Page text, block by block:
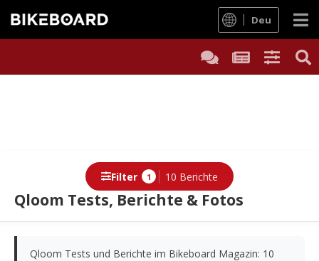
Deu
Qloom Tests, Berichte & Fotos
Filter 1 10 Berichte
Berichte
Qloom Tests und Berichte im Bikeboard Magazin: 10